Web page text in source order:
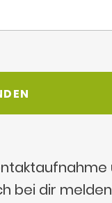
bei dir